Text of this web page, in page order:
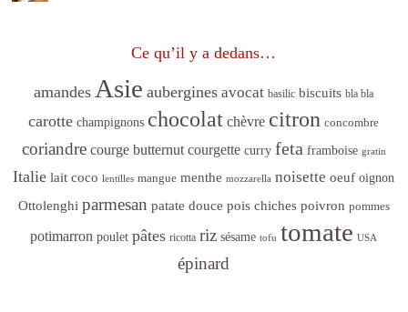
Ce qu’il y a dedans…
amandes Asie aubergines avocat basilic biscuits bla bla
carotte champignons chocolat chèvre citron concombre
coriandre courge butternut courgette curry feta framboise gratin
Italie lait coco lentilles mangue menthe mozzarella noisette oeuf oignon
Ottolenghi parmesan patate douce pois chiches poivron pommes
potimarron poulet pâtes ricotta riz sésame tofu tomate USA
épinard